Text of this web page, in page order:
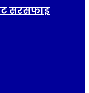
सरसफाइ